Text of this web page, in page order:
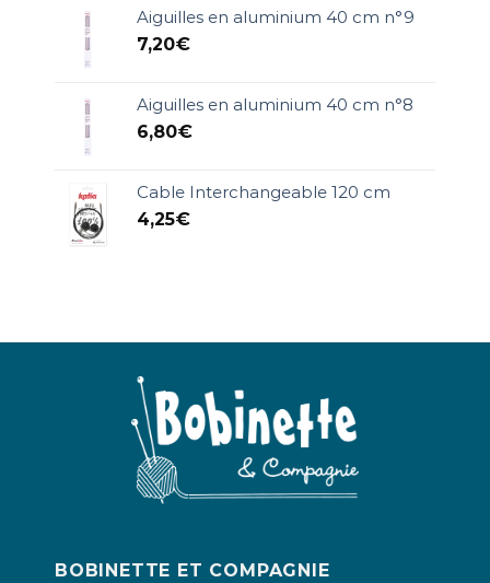
Aiguilles en aluminium 40 cm n°9
7,20€
Aiguilles en aluminium 40 cm n°8
6,80€
Cable Interchangeable 120 cm
4,25€
BOBINETTE ET COMPAGNIE